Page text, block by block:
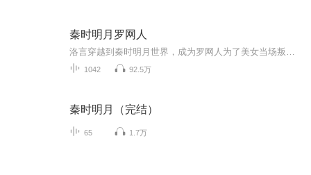
秦时明月罗网人
1042 92.5万
秦时明月（完结）
65 1.7万